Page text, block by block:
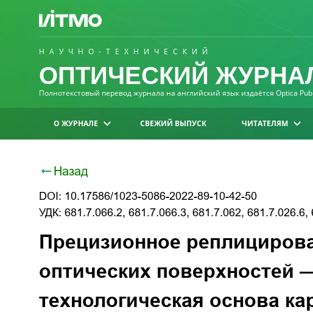
НАУЧНО-ТЕХНИЧЕСКИЙ
ОПТИЧЕСКИЙ
Полнотекстовый перевод журнала на английский язык издаётся Optica
О ЖУРНАЛЕ СВЕЖИЙ ВЫПУСК ЧИТАТЕЛЯМ
Назад
DOI: 10.17586/1023-5086-2022-89-10-42-50
УДК: 681.7.066.2, 681.7.066.3, 681.7.062, 681.7.026.6,
Прецизионное
оптических поверхностей
технологическая основа